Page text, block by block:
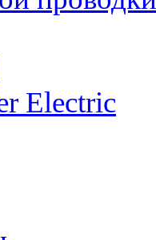
Electric